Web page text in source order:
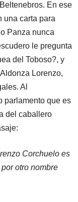
En ese
una carta para
Panza nunca
le pregunta
del Toboso?, y
Lorenzo,
Al
parlamento que es
del caballero
Corchuelo es
otro nombre